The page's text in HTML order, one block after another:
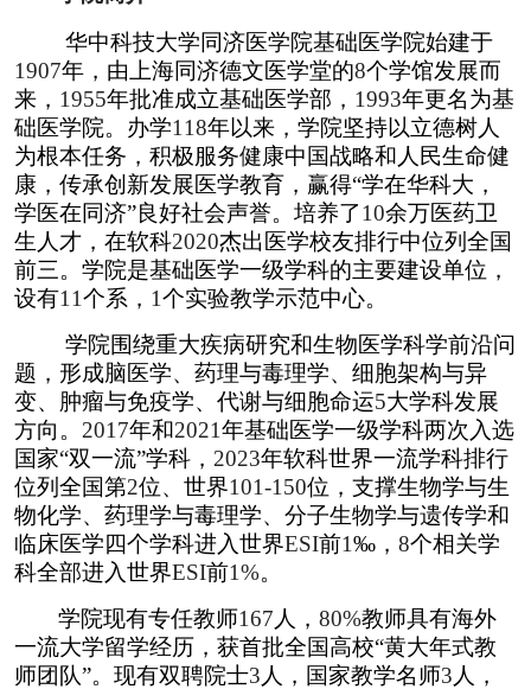
华中科技大学同济医学院基础医学院始建于
1907年，由上海同济德文医学堂的8个学馆发展而
来， 1955年批准成立基础医学部， 1993年更名为基
础医学院。办学118年以来，学院坚持以立德树人
为根本任务，积极服务健康中国战略和人民生命健
康，传承创新发展医学教育，赢得“学在华科大，
学医在同济”良好社会声誉。培养了10余万医药卫
生人才，在软科2020杰出医学校友排行中位列全国
前三。学院是基础医学一级学科的主要建设单位，
设有11个系， 1个实验教学示范中心。
学院围绕重大疾病研究和生物医学科学前沿问
题，形成脑医学、药理与毒理学、细胞架构与异
变、肿瘤与免疫学、代谢与细胞命运5大学科发展
方向。 2017年和2021年基础医学一级学科两次入选
国家“双一流”学科， 2023年软科世界一流学科排行
位列全国第2位、世界101-150位，支撑生物学与生
物化学、药理学与毒理学、分子生物学与遗传学和
临床医学四个学科进入世界ESI前1‰， 8个相关学
科全部进入世界ESI前1%。
学院现有专任教师167 人， 80%教师具有海外
一流大学留学经历，获首批全国高校“黄大年式教
师团队”。现有双聘院士3 人，国家教学名师3 人，